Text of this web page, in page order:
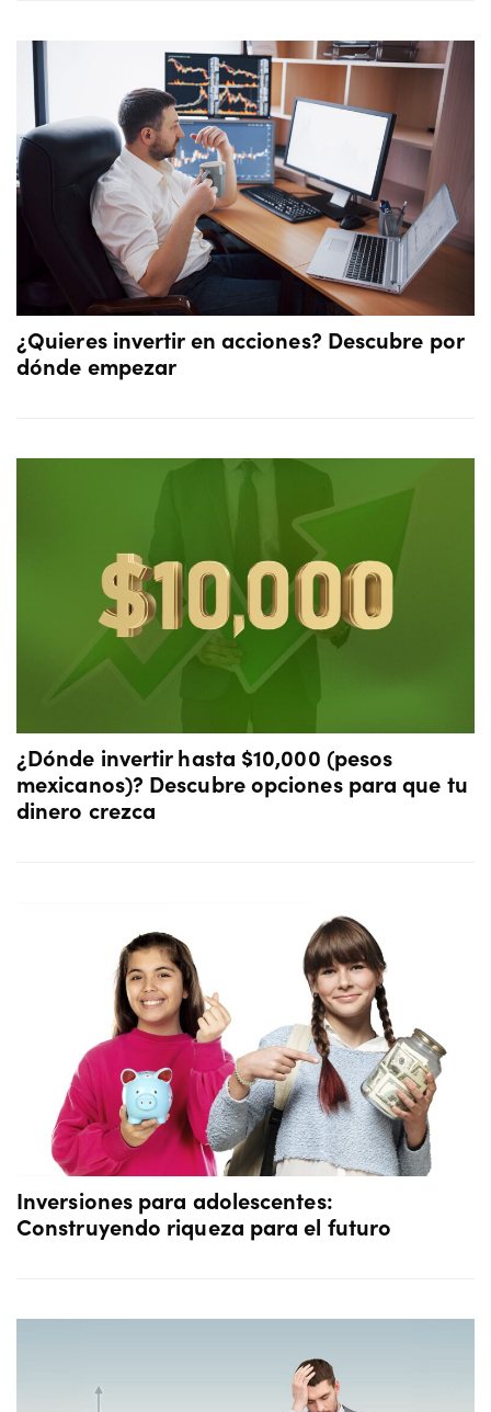
¿Quieres invertir en acciones? Descubre por
dónde empezar
¿Dónde invertir hasta $10,000 (pesos
mexicanos)? Descubre opciones para que tu
dinero crezca
Inversiones para adolescentes:
Construyendo riqueza para el futuro